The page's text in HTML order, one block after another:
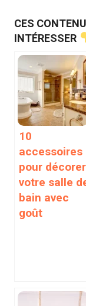
CES
INTÉRESSER
10
accessoires
pour décorer
votre salle
bain avec
goût